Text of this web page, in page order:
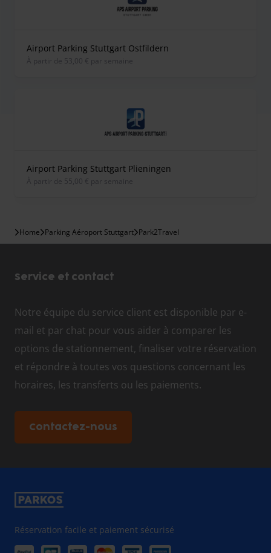
Airport Parking Stuttgart Ostfildern
À partir de 53,00 € par semaine
Airport Parking Stuttgart Plieningen
À partir de 55,00 € par semaine
Home Parking Aéroport Stuttgart Park2Travel
Service et contact
Notre équipe du service client est disponible par e-
mail et par chat pour vous aider à comparer les
options de stationnement, finaliser votre réservation
et répondre à toutes vos questions concernant les
horaires, les transferts ou les paiements.
Contactez-nous
Réservation facile et paiement sécurisé